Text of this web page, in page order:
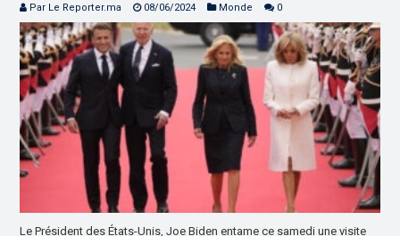
Par Le Reporter.ma 08/06/2024 Monde 0
Le Président des États-Unis, Joe Biden entame ce samedi une visite